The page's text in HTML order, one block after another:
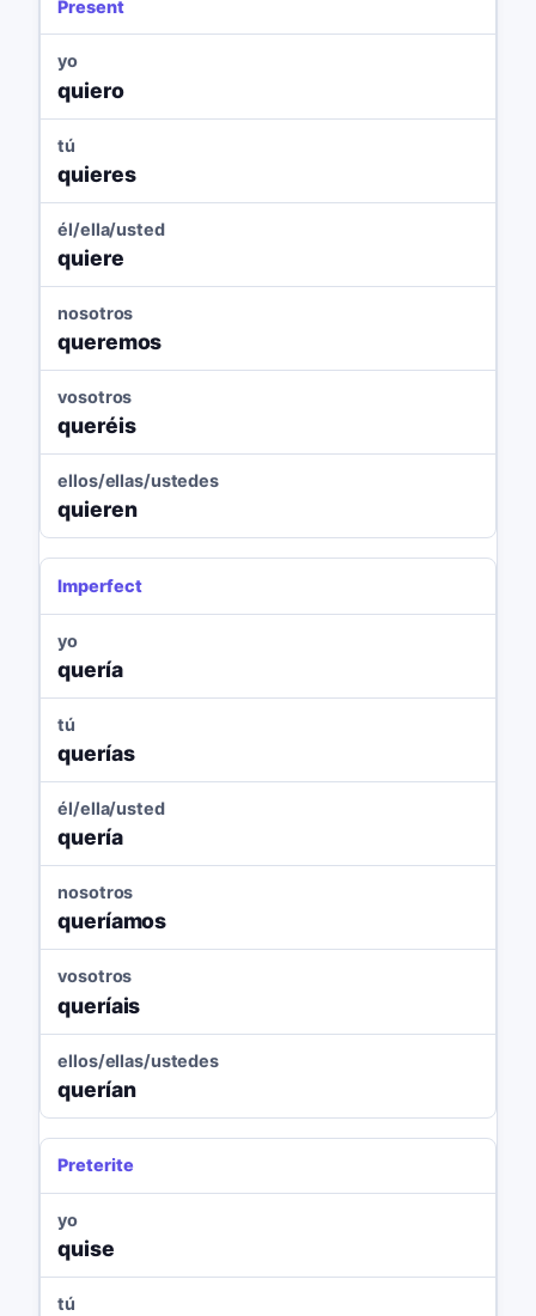
Present
yo
quiero
tú
quieres
él/ella/usted
quiere
nosotros
queremos
vosotros
queréis
ellos/ellas/ustedes
quieren
Imperfect
yo
quería
tú
querías
él/ella/usted
quería
nosotros
queríamos
vosotros
queríais
ellos/ellas/ustedes
querían
Preterite
yo
quise
tú